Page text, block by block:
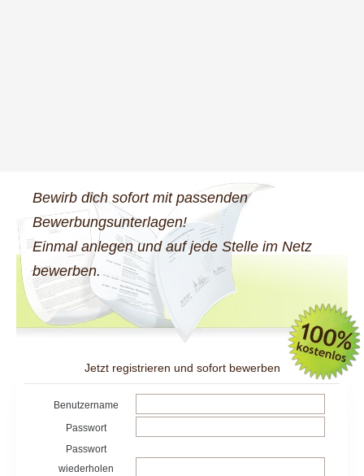
Bewirb dich sofort mit passenden
Bewerbungsunterlagen!
Einmal anlegen und auf jede Stelle im Netz
bewerben.
Jetzt registrieren und sofort bewerben
Benutzername
Passwort
Passwort
wiederholen